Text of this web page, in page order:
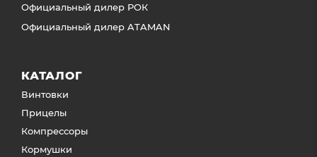
Официальный дилер РОК
Официальный дилер ATAMAN
КАТАЛОГ
Винтовки
Прицелы
Компрессоры
Кормушки